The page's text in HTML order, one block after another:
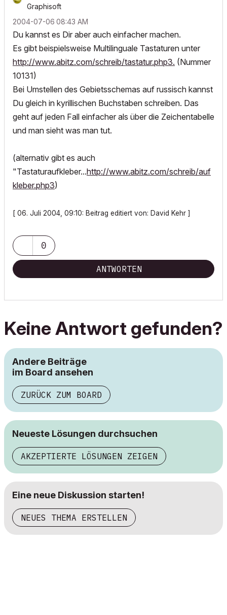
Graphisoft
‎2004-07-06 08:43 AM
Du kannst es Dir aber auch einfacher machen.
Es gibt beispielsweise Multilinguale Tastaturen unter
http://www.abitz.com/schreib/tastatur.php3. (Nummer
10131)
Bei Umstellen des Gebietsschemas auf russisch kannst
Du gleich in kyrillischen Buchstaben schreiben. Das
geht auf jeden Fall einfacher als über die Zeichentabelle
und man sieht was man tut.
(alternativ gibt es auch
"Tastaturaufkleber...http://www.abitz.com/schreib/auf
kleber.php3)
[ 06. Juli 2004, 09:10: Beitrag editiert von: David Kehr ]
0
ANTWORTEN
Keine Antwort gefunden?
Andere Beiträge
im Board ansehen
ZURÜCK ZUM BOARD
Neueste Lösungen durchsuchen
AKZEPTIERTE LÖSUNGEN ZEIGEN
Eine neue Diskussion starten!
NEUES THEMA ERSTELLEN